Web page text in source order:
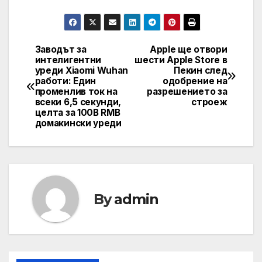
Навигация
Apple ще отвори
шести Apple Store в
Пекин след
одобрение на
разрешението за
строеж
Заводът за
интелигентни
уреди Xiaomi Wuhan
работи: Един
променлив ток на
всеки 6,5 секунди,
целта за 100B RMB
домакински уреди
Byadmin